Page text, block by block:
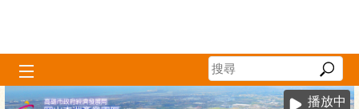
播放中